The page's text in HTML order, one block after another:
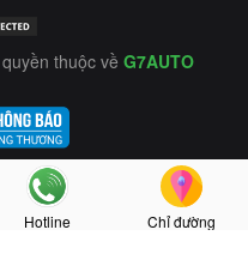
thuộc về G7AUTO
Hotline Chỉ đường